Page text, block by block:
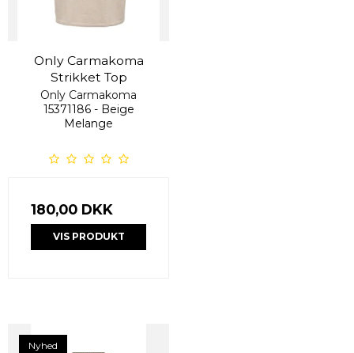
Only Carmakoma
Strikket Top
Only Carmakoma
15371186 - Beige
Melange
180,00 DKK
VIS PRODUKT
Nyhed